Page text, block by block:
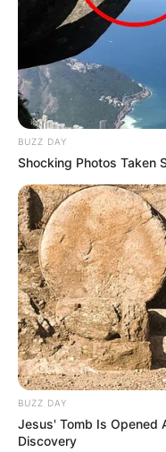
BUZZ DAY
Shocking Photos Taken
BUZZ DAY
Jesus' Tomb Is Opened
Discovery